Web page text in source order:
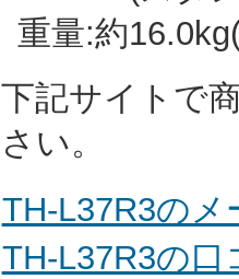
重量:約
下記サイトで
さい。
TH-L37R3の
TH-L37R3の